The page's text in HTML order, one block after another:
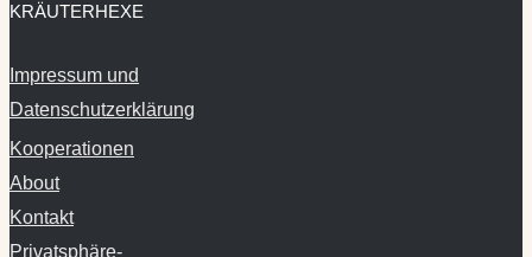
Impressum und
Kooperationen
About
Kontakt
Privatsphäre-
Einstellungen